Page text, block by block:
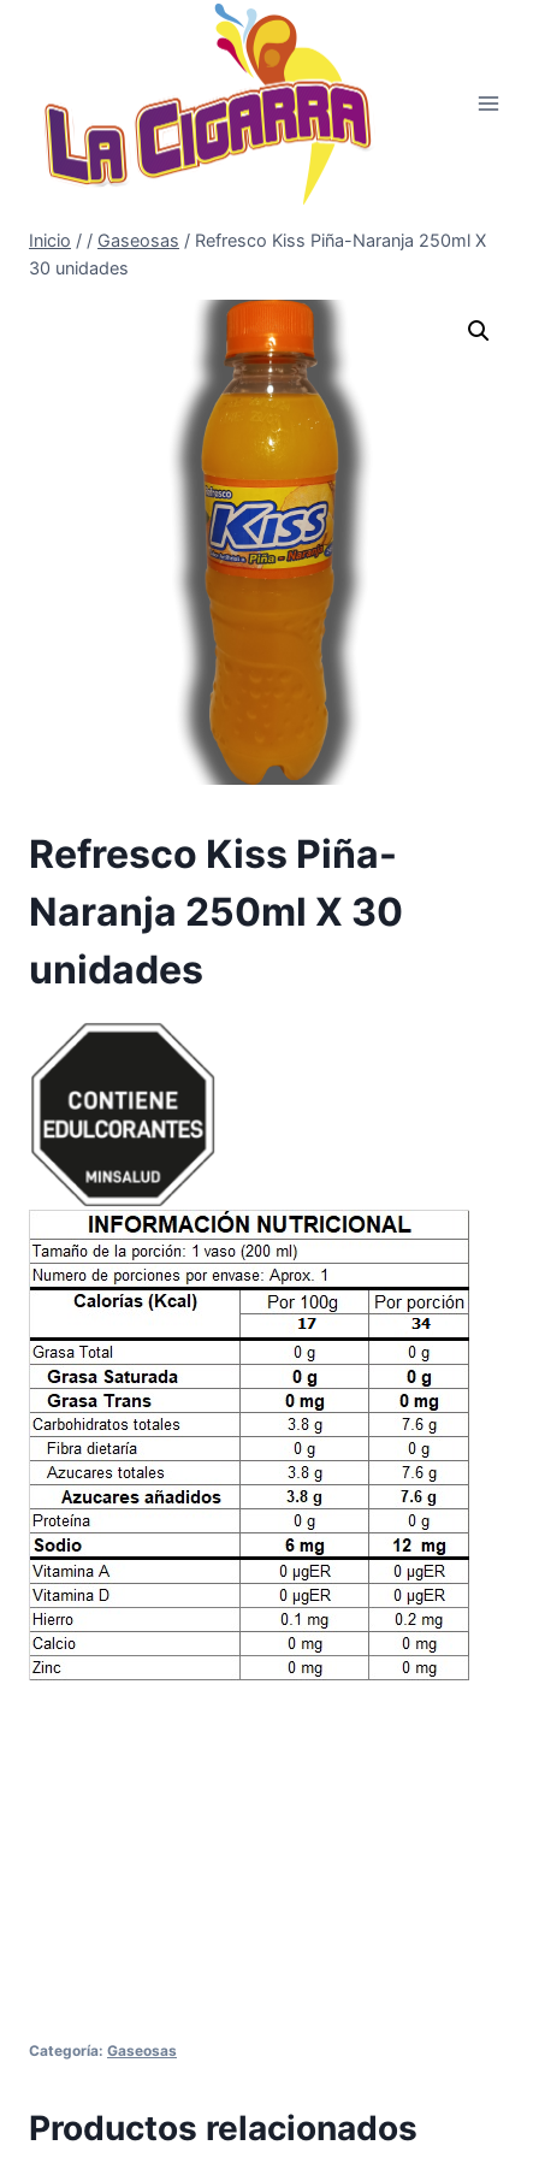
Inicio / / Gaseosas / Refresco Kiss Piña-Naranja 250ml X
30 unidades
Refresco Kiss Piña-
Naranja 250ml X 30
unidades
Categoría: Gaseosas
Productos relacionados